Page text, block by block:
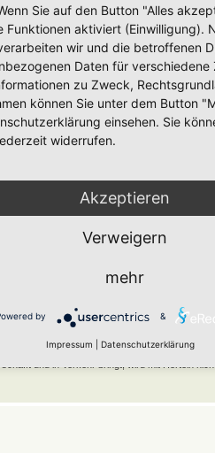
Di 29. Jul
Seit fast 2 Jahren wollte ich das
hat mich eh schon einiges an Geduld
aber das werde ich wohl erst nach
und dann gehts weiter. Ich brauch
als vermutet.
mir damals genauso
es nicht ob an unseren Gärten ein
und in Verkehr bringt, wird mit Horteln nicht
Sie auf den Button "Alles
Funktionen aktiviert (Einwilligung).
wir und die betroffenen
Daten für verschiedene
zu Zweck,
können Sie unter dem Button
einsehen. Sie
widerrufen.
Akzeptieren
Verweigern
mehr
by &
Impressum Datenschutzerklärung